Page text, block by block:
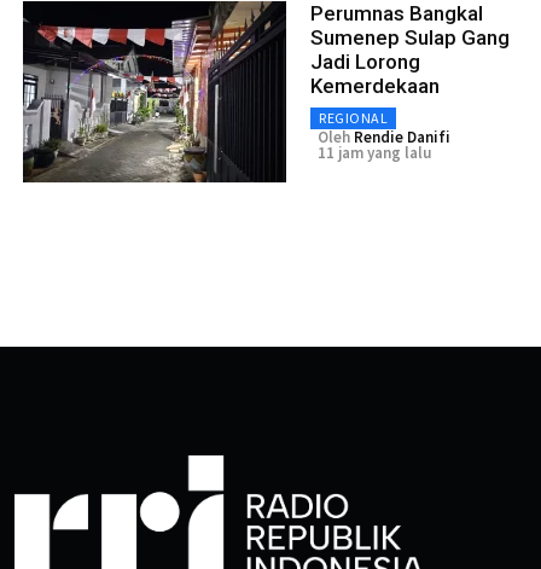
Perumnas Bangkal
Sumenep Sulap Gang
Jadi Lorong
Kemerdekaan
REGIONAL
Oleh Rendie Danifi
11 jam yang lalu